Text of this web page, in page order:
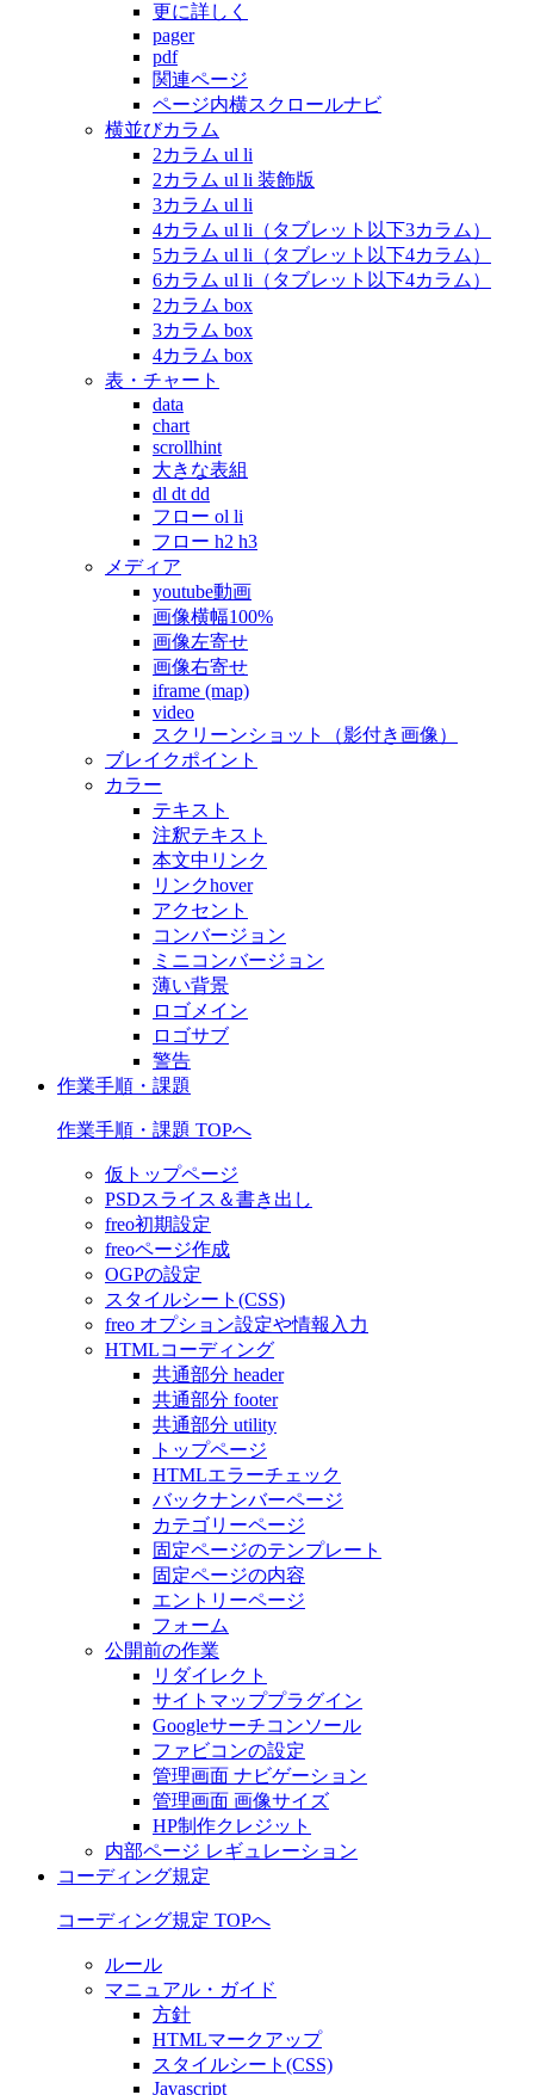
更に詳しく
pager
pdf
関連ページ
ページ内横スクロールナビ
横並びカラム
2カラム ul li
2カラム ul li 装飾版
3カラム ul li
4カラム ul li（タブレット以下3カラム）
5カラム ul li（タブレット以下4カラム）
6カラム ul li（タブレット以下4カラム）
2カラム box
3カラム box
4カラム box
表・チャート
data
chart
scrollhint
大きな表組
dl dt dd
フロー ol li
フロー h2 h3
メディア
youtube動画
画像横幅100%
画像左寄せ
画像右寄せ
iframe (map)
video
スクリーンショット（影付き画像）
ブレイクポイント
カラー
テキスト
注釈テキスト
本文中リンク
リンクhover
アクセント
コンバージョン
ミニコンバージョン
薄い背景
ロゴメイン
ロゴサブ
警告
作業手順・課題
作業手順・課題 TOPへ
仮トップページ
PSDスライス＆書き出し
freo初期設定
freoページ作成
OGPの設定
スタイルシート(CSS)
freo オプション設定や情報入力
HTMLコーディング
共通部分 header
共通部分 footer
共通部分 utility
トップページ
HTMLエラーチェック
バックナンバーページ
カテゴリーページ
固定ページのテンプレート
固定ページの内容
エントリーページ
フォーム
公開前の作業
リダイレクト
サイトマッププラグイン
Googleサーチコンソール
ファビコンの設定
管理画面 ナビゲーション
管理画面 画像サイズ
HP制作クレジット
内部ページ レギュレーション
コーディング規定
コーディング規定 TOPへ
ルール
マニュアル・ガイド
方針
HTMLマークアップ
スタイルシート(CSS)
Javascript